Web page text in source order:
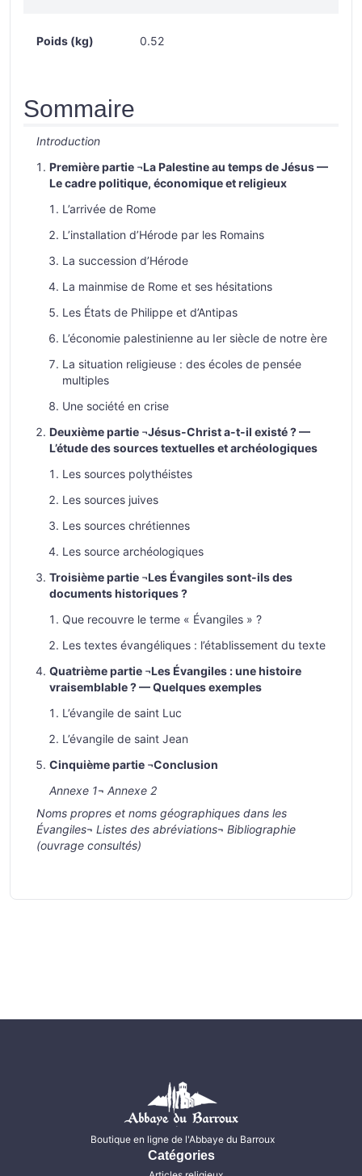
Poids (kg) 0.52
Sommaire
Introduction
Première partie ¬La Palestine au temps de Jésus —
Le cadre politique, économique et religieux
L’arrivée de Rome
L’installation d’Hérode par les Romains
La succession d’Hérode
La mainmise de Rome et ses hésitations
Les États de Philippe et d’Antipas
L’économie palestinienne au Ier siècle de notre ère
La situation religieuse : des écoles de pensée
multiples
Une société en crise
Deuxième partie ¬Jésus-Christ a-t-il existé ? —
L’étude des sources textuelles et archéologiques
Les sources polythéistes
Les sources juives
Les sources chrétiennes
Les source archéologiques
Troisième partie ¬Les Évangiles sont-ils des
documents historiques ?
Que recouvre le terme « Évangiles » ?
Les textes évangéliques : l’établissement du texte
Quatrième partie ¬Les Évangiles : une histoire
vraisemblable ? — Quelques exemples
L’évangile de saint Luc
L’évangile de saint Jean
Cinquième partie ¬Conclusion
Annexe 1¬ Annexe 2
Noms propres et noms géographiques dans les
Évangiles¬ Listes des abréviations¬ Bibliographie
(ouvrage consultés)
Boutique en ligne de l'Abbaye du Barroux
Catégories